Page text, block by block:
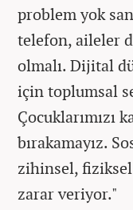
problem yok
telefon, aileler
olmalı. Dijital
için toplumsal
Çocuklarımızı
bırakamayız.
zihinsel,
zarar veriyor."